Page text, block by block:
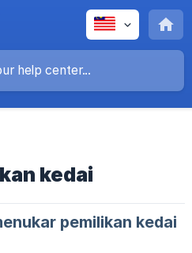
kedai
pemilikan kedai